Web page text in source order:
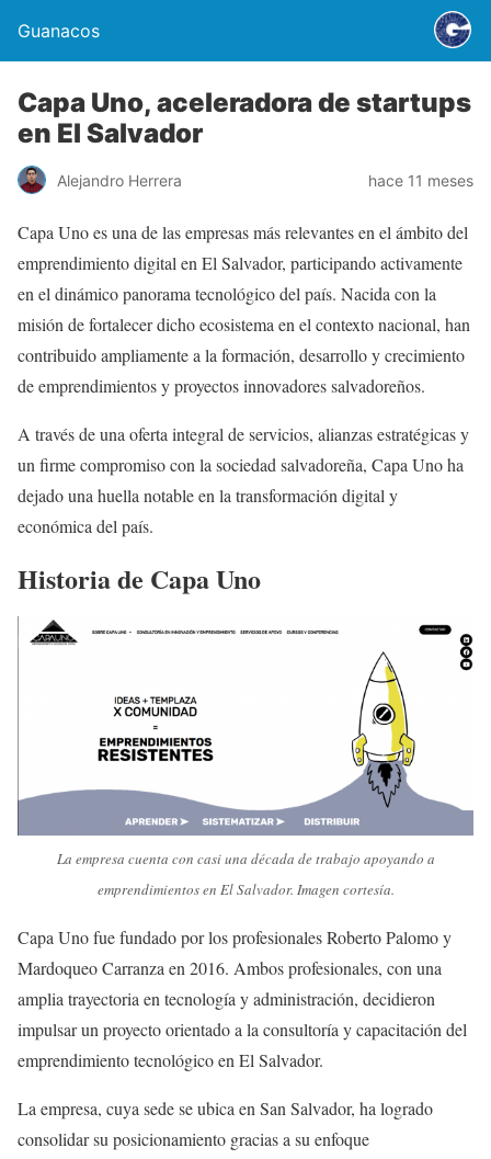
Guanacos
Capa Uno, aceleradora de startups
en El Salvador
Alejandro Herrera hace 11 meses
Capa Uno es una de las empresas más relevantes en el ámbito del
emprendimiento digital en El Salvador, participando activamente
en el dinámico panorama tecnológico del país. Nacida con la
misión de fortalecer dicho ecosistema en el contexto nacional, han
contribuido ampliamente a la formación, desarrollo y crecimiento
de emprendimientos y proyectos innovadores salvadoreños.
A través de una oferta integral de servicios, alianzas estratégicas y
un firme compromiso con la sociedad salvadoreña, Capa Uno ha
dejado una huella notable en la transformación digital y
económica del país.
Historia de Capa Uno
La empresa cuenta con casi una década de trabajo apoyando a
emprendimientos en El Salvador. Imagen cortesía.
Capa Uno fue fundado por los profesionales Roberto Palomo y
Mardoqueo Carranza en 2016. Ambos profesionales, con una
amplia trayectoria en tecnología y administración, decidieron
impulsar un proyecto orientado a la consultoría y capacitación del
emprendimiento tecnológico en El Salvador.
La empresa, cuya sede se ubica en San Salvador, ha logrado
consolidar su posicionamiento gracias a su enfoque